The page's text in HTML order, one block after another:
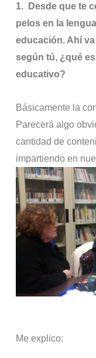
1.
Desde que te
pelos en la
educación. Ahí
según tú, ¿qué
educativo?
Básicamente la
Parecerá algo
cantidad de
impartiendo en
Me explico: